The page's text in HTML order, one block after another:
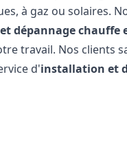
à gaz ou solaires.
dépannage chauffe
travail. Nos clients
d'installation et